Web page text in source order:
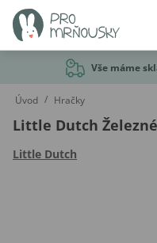
Vše máme
Úvod / Hračky
Little Dutch
Little Dutch